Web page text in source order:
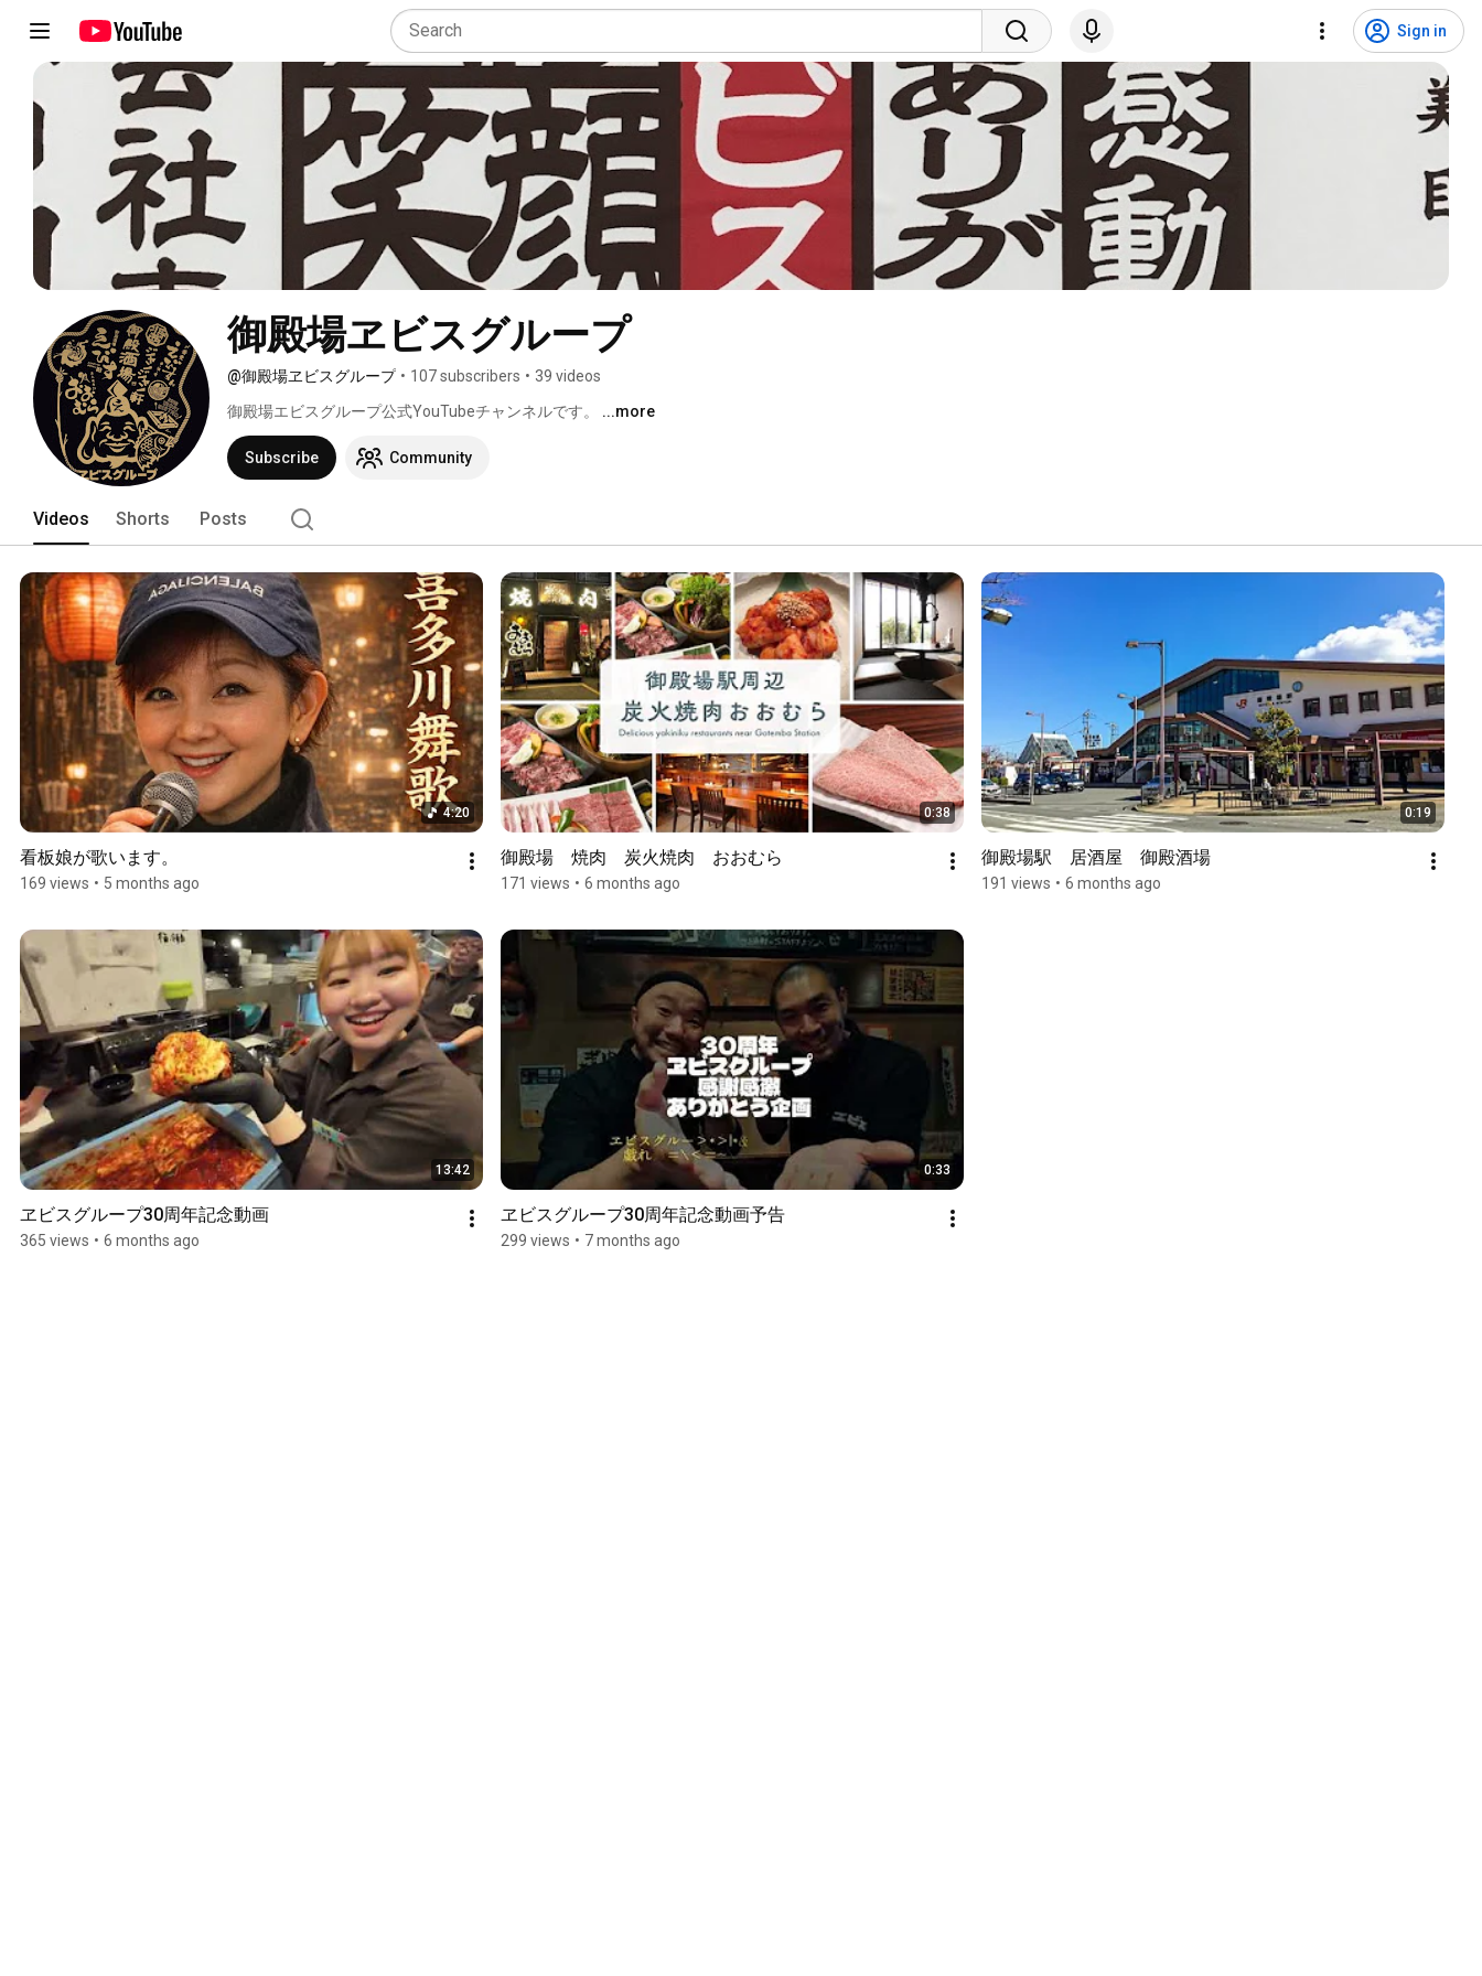
Sign in
御殿場ヱビスグループ
@御殿場ヱビスグループ • 107 subscribers • 39 videos
御殿場エビスグループ公式YouTubeチャンネルです。 ...more
Subscribe Community
Videos Shorts Posts
4:20
看板娘が歌います。
169 views • 5 months ago
0:38
御殿場　焼肉　炭火焼肉　おおむら
171 views • 6 months ago
0:19
御殿場駅　居酒屋　御殿酒場
191 views • 6 months ago
13:42
ヱビスグループ30周年記念動画
365 views • 6 months ago
0:33
ヱビスグループ30周年記念動画予告
299 views • 7 months ago